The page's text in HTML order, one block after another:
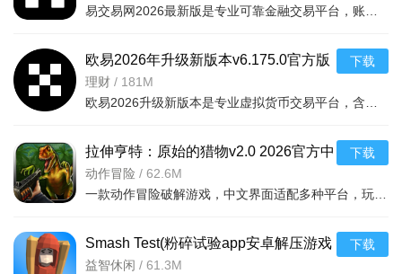
模拟城市：建造并管理你的梦想都市
开罗百货商店
：像素风轻松经营百货
商业大亨：从零开始成为商业巨擘
富豪传奇：模拟投资，快速积累财富
江南百景图：古风模拟，山水画卷经营
美食梦工厂
欧易2026年升级新版本v6.175.0官方版
理财 / 181M
下载
拉伸亨特：原始的猎物v2.0 2026官方中
文版
动作冒险 / 62.6M
下载
Smash Test(粉碎试验app安卓解压游戏
破解版)v1.2
益智休闲 / 61.3M
下载